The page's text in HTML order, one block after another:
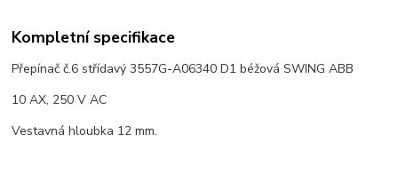
Kompletní specifikace
Přepínač č.6 střídavý 3557G-A06340 D1 béžová SWING ABB
10 AX, 250 V AC
Vestavná hloubka 12 mm.